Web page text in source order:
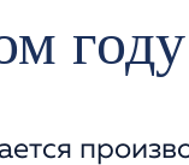
году